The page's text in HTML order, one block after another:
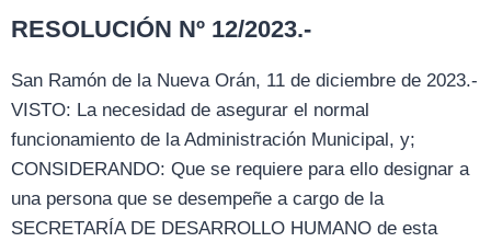
RESOLUCIÓN Nº 12/2023.-
San Ramón de la Nueva Orán, 11 de diciembre de 2023.-
VISTO: La necesidad de asegurar el normal
funcionamiento de la Administración Municipal, y;
CONSIDERANDO: Que se requiere para ello designar a
una persona que se desempeñe a cargo de la
SECRETARÍA DE DESARROLLO HUMANO de esta